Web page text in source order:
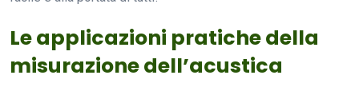
Le applicazioni pratiche della
misurazione dell’acustica